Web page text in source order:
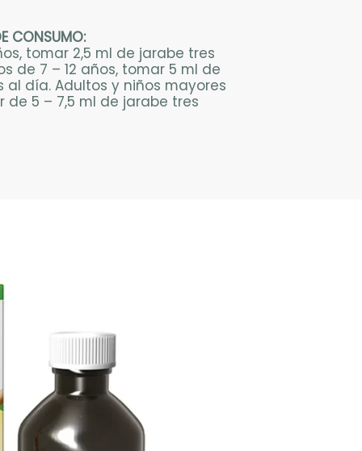
CONSUMO:
tomar 2,5 ml de jarabe tres
de 7 – 12 años, tomar 5 ml de
al día. Adultos y niños mayores
de 5 – 7,5 ml de jarabe tres